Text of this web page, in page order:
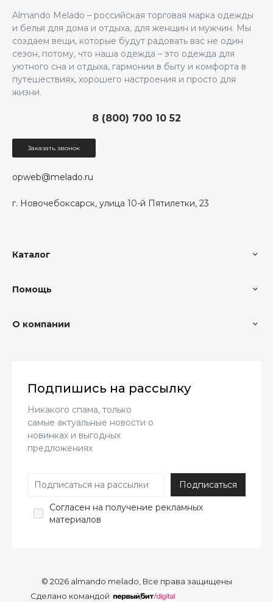
Almando Melado – российская торговая марка одежды
и белья для дома и отдыха, для женщин и мужчин. Мы
создаем вещи, которые будут радовать вас не один
сезон, потому, что наша одежда – это одежда для
уютного сна и отдыха, гармонии в быту и комфорта в
путешествиях, хорошего настроения и просто для
жизни.
г. Новочебоксарск, улица 10-й Пятилетки, 23
8 (800) 700 10 52
opweb@melado.ru
Заказать звонок
Каталог
Помощь
О компании
Подпишись на рассылку
Никакого спама, только
самые актуальные новости о
новинках и выгодных
предложениях
Согласен на получение рекламных
материалов
© 2026 almando melado, Все права защищены
Сделано командой